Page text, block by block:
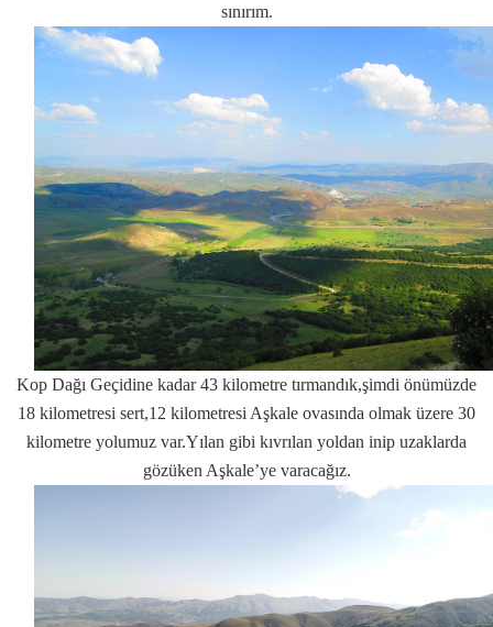
sınırım.
Kop Dağı Geçidine kadar 43 kilometre tırmandık,şimdi önümüzde
18 kilometresi sert,12 kilometresi Aşkale ovasında olmak üzere 30
kilometre yolumuz var.Yılan gibi kıvrılan yoldan inip uzaklarda
gözüken Aşkale’ye varacağız.